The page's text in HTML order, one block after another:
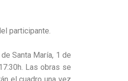
participante.
Santa María, 1 de
Las obras se